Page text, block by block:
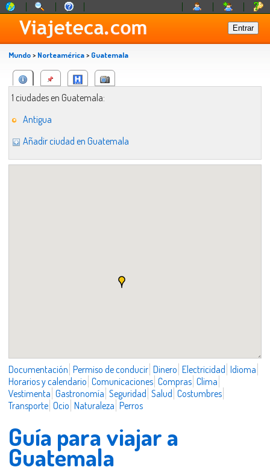
Mundo> Norteamérica> Guatemala
1 ciudades en Guatemala:
Antigua
Añadir ciudad en Guatemala
Documentación Permiso de conducir Dinero Electricidad Idioma
Horarios y calendario Comunicaciones Compras Clima
Vestimenta Gastronomía Seguridad Salud Costumbres
Transporte Ocio Naturaleza Perros
Guía para viajar a
Guatemala